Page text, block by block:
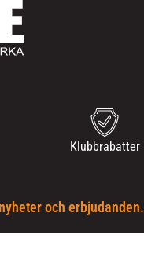
Klubbrabatter
och erbjudanden.